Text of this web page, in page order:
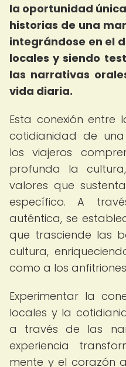
la oportunidad
historias de una
integrándose en el
locales y siendo
las narrativas
vida diaria.
Esta conexión entre
cotidianidad de
los viajeros
profunda la
valores que
específico. A
auténtica, se
que trasciende las
cultura,
como a los
Experimentar la
locales y la
a través de las
experiencia
mente y el corazón